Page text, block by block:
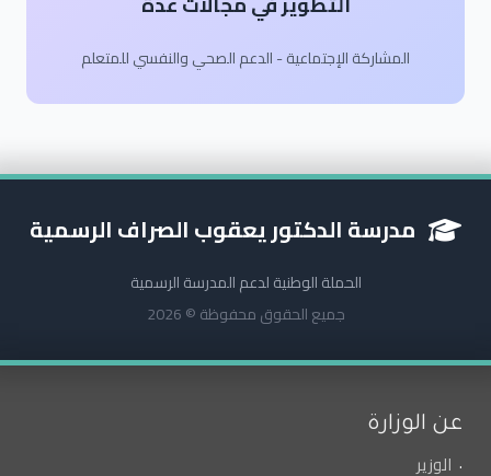
المشاركة الإجتماعية - الدعم الصحي والنفسي للمتعلم
مدرسة الدكتور يعقوب الصراف الرسمية
الحملة الوطنية لدعم المدرسة الرسمية
جميع الحقوق محفوظة © 2026
عن الوزارة
الوزير